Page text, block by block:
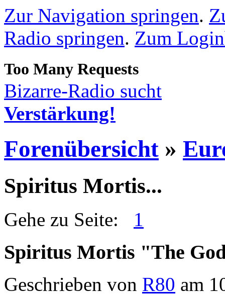
Zur Navigation springen.
Radio springen. Zum
Bizarre-Radio sucht
Verstärkung!
Forenübersicht »
Spiritus Mortis...
Gehe zu Seite: 1
Spiritus Mortis "The
Geschrieben von R80 am